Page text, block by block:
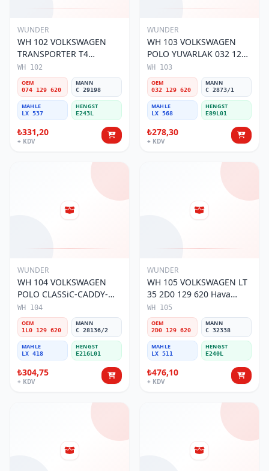
WUNDER
WH 102 VOLKSWAGEN
TRANSPORTER T4
(SÜNGERSiZ) 074 129 620
Hava Filtresi
WH 102
OEM
074 129 620
MANN
C 29198
MAHLE
LX 537
HENGST
E243L
₺331,20
+ KDV
WUNDER
WH 103 VOLKSWAGEN
POLO YUVARLAK 032 129
620 Hava Filtresi
WH 103
OEM
032 129 620
MANN
C 2873/1
MAHLE
LX 568
HENGST
E89L01
₺278,30
+ KDV
WUNDER
WH 104 VOLKSWAGEN
POLO CLASSiC-CADDY-
SEAT iBiZA 1L0 129 620
Hava Filtresi
WH 104
OEM
1L0 129 620
MANN
C 28136/2
MAHLE
LX 418
HENGST
E216L01
₺304,75
+ KDV
WUNDER
WH 105 VOLKSWAGEN LT
35 2D0 129 620 Hava
Filtresi
WH 105
OEM
2D0 129 620
MANN
C 32338
MAHLE
LX 511
HENGST
E240L
₺476,10
+ KDV